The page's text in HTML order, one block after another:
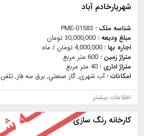
شهريارخادم آباد
شناسه ملک : PME-01583
مبلغ ودیعه : 30,000,000 تومان
اجاره بها : 4,000,000 تومان / ماه
متراژ زمین : 600 متر مربع
متراژ اداری : 40 متر مربع
امکانات :آب شهری, گاز صنعتي, برق سه فاز, تلفن
اطلاعات بیشتر
کارخانه رنگ سازی